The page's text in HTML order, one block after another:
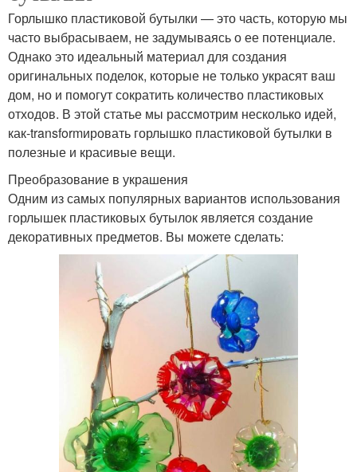
Горлышко пластиковой бутылки — это часть, которую мы
часто выбрасываем, не задумываясь о ее потенциале.
Однако это идеальный материал для создания
оригинальных поделок, которые не только украсят ваш
дом, но и помогут сократить количество пластиковых
отходов. В этой статье мы рассмотрим несколько идей,
как-transformировать горлышко пластиковой бутылки в
полезные и красивые вещи.
Преобразование в украшения
Одним из самых популярных вариантов использования
горлышек пластиковых бутылок является создание
декоративных предметов. Вы можете сделать: